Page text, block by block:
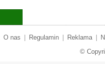
O nas Regulamin Reklama
©